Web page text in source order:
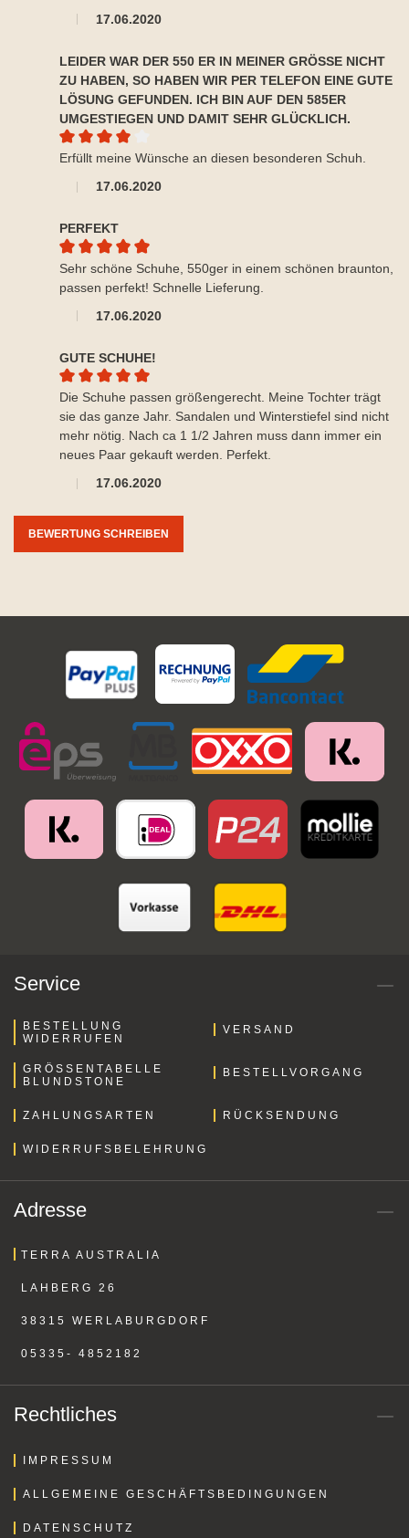
17.06.2020
LEIDER WAR DER 550 ER IN MEINER GRÖSSE NICHT Z
U HABEN, SO HABEN WIR PER TELEFON EINE GUTE L
ÖSUNG GEFUNDEN. ICH BIN AUF DEN 585ER U
MGESTIEGEN UND DAMIT SEHR GLÜCKLICH.
Durchschnittliche Bewertung von 4 von 5 Sternen
17.06.2020
Erfüllt meine Wünsche an diesen besonderen Schuh.
PERFEKT
Durchschnittliche Bewertung von 5 von 5 Sternen
17.06.2020
Sehr schöne Schuhe, 550ger in einem schönen braunton,
passen perfekt! Schnelle Lieferung.
GUTE SCHUHE!
Durchschnittliche Bewertung von 5 von 5 Sternen
17.06.2020
Die Schuhe passen größengerecht. Meine Tochter trägt
sie das ganze Jahr. Sandalen und Winterstiefel sind nicht
mehr nötig. Nach ca 1 1/2 Jahren muss dann immer ein
neues Paar gekauft werden. Perfekt.
BEWERTUNG SCHREIBEN
Service
BESTELLUNG
WIDERRUFEN
VERSAND
GRÖSSENTABELLE B
LUNDSTONE
BESTELLVORGANG
ZAHLUNGSARTEN RÜCKSENDUNG
WIDERRUFSBELEHRUNG
Adresse
TERRA AUSTRALIA
LAHBERG 26
38315 WERLABURGDORF
05335- 4852182
Rechtliches
IMPRESSUM
ALLGEMEINE GESCHÄFTSBEDINGUNGEN
DATENSCHUTZ